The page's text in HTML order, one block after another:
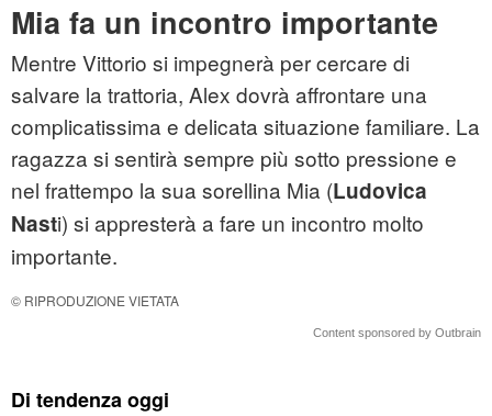
Mia fa un incontro importante
Mentre Vittorio si impegnerà per cercare di
salvare la trattoria, Alex dovrà affrontare una
complicatissima e delicata situazione familiare. La
ragazza si sentirà sempre più sotto pressione e
nel frattempo la sua sorellina Mia (Ludovica
Nasti) si appresterà a fare un incontro molto
importante.
© RIPRODUZIONE VIETATA
Content sponsored by Outbrain
Di tendenza oggi